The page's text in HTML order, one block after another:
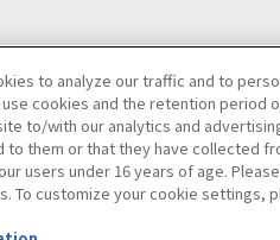
ポリシー個人情報及び特定個人情報
著作権・商標についてカスタマー
to analyze our traffic and to
cookies and the retention period
to/with our analytics and
them or that they have collected
users under 16 years of age.
To customize your cookie settings,